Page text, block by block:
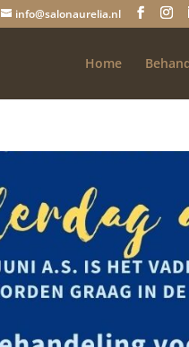
info@salonaurelia.nl
Home